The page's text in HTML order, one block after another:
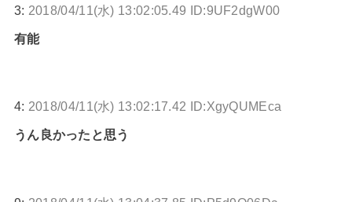
3: 2018/04/11(水) 13:02:05.49 ID:9UF2dgW00
有能
4: 2018/04/11(水) 13:02:17.42 ID:XgyQUMEca
うん良かったと思う